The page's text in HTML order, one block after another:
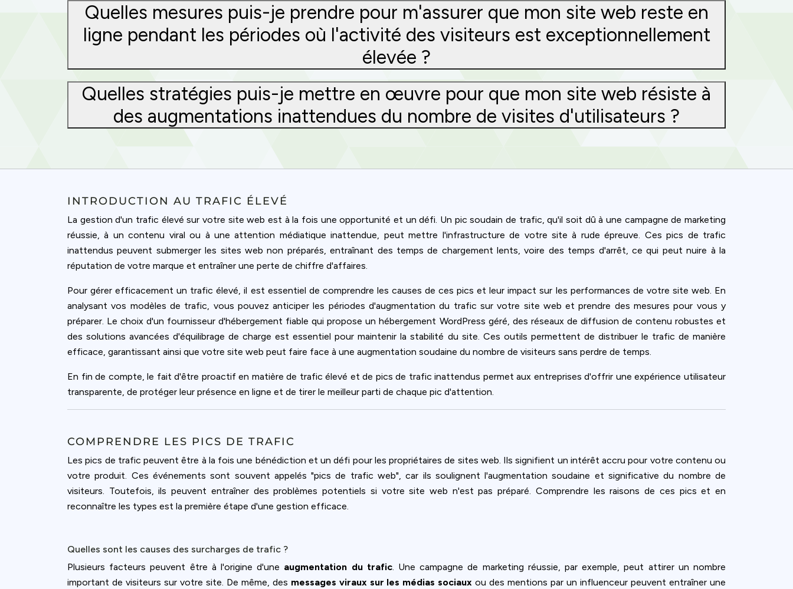
Quelles mesures puis-je prendre pour m'assurer que mon site web reste en
ligne pendant les périodes où l'activité des visiteurs est exceptionnellement
élevée ?
Quelles stratégies puis-je mettre en œuvre pour que mon site web résiste à
des augmentations inattendues du nombre de visites d'utilisateurs ?
INTRODUCTION AU TRAFIC ÉLEVÉ
La gestion d'un trafic élevé sur votre site web est à la fois une opportunité et un défi. Un pic soudain de trafic, qu'il soit dû à une campagne de marketing
réussie, à un contenu viral ou à une attention médiatique inattendue, peut mettre l'infrastructure de votre site à rude épreuve. Ces pics de trafic
inattendus peuvent submerger les sites web non préparés, entraînant des temps de chargement lents, voire des temps d'arrêt, ce qui peut nuire à la
réputation de votre marque et entraîner une perte de chiffre d'affaires.
Pour gérer efficacement un trafic élevé, il est essentiel de comprendre les causes de ces pics et leur impact sur les performances de votre site web. En
analysant vos modèles de trafic, vous pouvez anticiper les périodes d'augmentation du trafic sur votre site web et prendre des mesures pour vous y
préparer. Le choix d'un fournisseur d'hébergement fiable qui propose un hébergement WordPress géré, des réseaux de diffusion de contenu robustes et
des solutions avancées d'équilibrage de charge est essentiel pour maintenir la stabilité du site. Ces outils permettent de distribuer le trafic de manière
efficace, garantissant ainsi que votre site web peut faire face à une augmentation soudaine du nombre de visiteurs sans perdre de temps.
En fin de compte, le fait d'être proactif en matière de trafic élevé et de pics de trafic inattendus permet aux entreprises d'offrir une expérience utilisateur
transparente, de protéger leur présence en ligne et de tirer le meilleur parti de chaque pic d'attention.
COMPRENDRE LES PICS DE TRAFIC
Les pics de trafic peuvent être à la fois une bénédiction et un défi pour les propriétaires de sites web. Ils signifient un intérêt accru pour votre contenu ou
votre produit. Ces événements sont souvent appelés "pics de trafic web", car ils soulignent l'augmentation soudaine et significative du nombre de
visiteurs. Toutefois, ils peuvent entraîner des problèmes potentiels si votre site web n'est pas préparé. Comprendre les raisons de ces pics et en
reconnaître les types est la première étape d'une gestion efficace.
Quelles sont les causes des surcharges de trafic ?
Plusieurs facteurs peuvent être à l'origine d'une augmentation du trafic. Une campagne de marketing réussie, par exemple, peut attirer un nombre
important de visiteurs sur votre site. De même, des messages viraux sur les médias sociaux ou des mentions par un influenceur peuvent entraîner une
accept all cookie usage or use settings to manage categories individually.
Settings Accept